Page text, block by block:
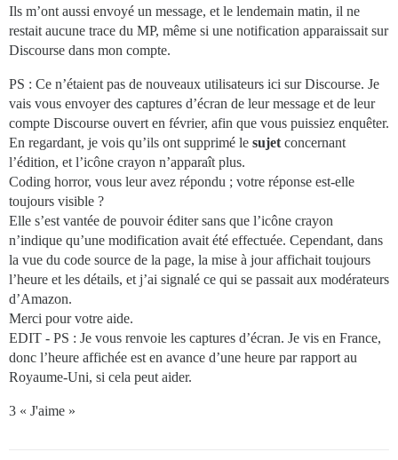
Ils m’ont aussi envoyé un message, et le lendemain matin, il ne
restait aucune trace du MP, même si une notification apparaissait sur
Discourse dans mon compte.
PS : Ce n’étaient pas de nouveaux utilisateurs ici sur Discourse. Je
vais vous envoyer des captures d’écran de leur message et de leur
compte Discourse ouvert en février, afin que vous puissiez enquêter.
En regardant, je vois qu’ils ont supprimé le sujet concernant
l’édition, et l’icône crayon n’apparaît plus.
Coding horror, vous leur avez répondu ; votre réponse est-elle
toujours visible ?
Elle s’est vantée de pouvoir éditer sans que l’icône crayon
n’indique qu’une modification avait été effectuée. Cependant, dans
la vue du code source de la page, la mise à jour affichait toujours
l’heure et les détails, et j’ai signalé ce qui se passait aux modérateurs
d’Amazon.
Merci pour votre aide.
EDIT - PS : Je vous renvoie les captures d’écran. Je vis en France,
donc l’heure affichée est en avance d’une heure par rapport au
Royaume-Uni, si cela peut aider.
3 « J'aime »